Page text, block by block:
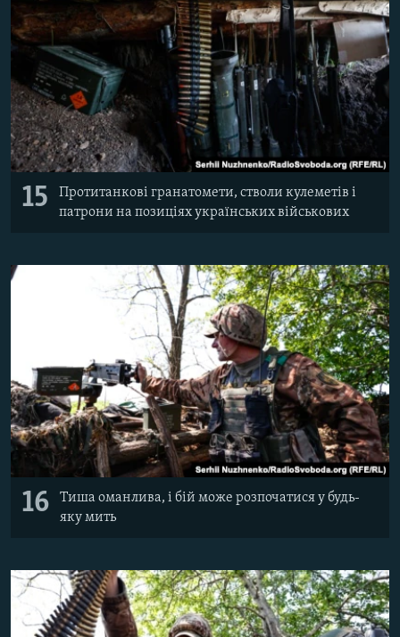
15
Протитанкові гранатомети, стволи кулеметів і
патрони на позиціях українських військових
16
Тиша оманлива, і бій може розпочатися у будь-
яку мить